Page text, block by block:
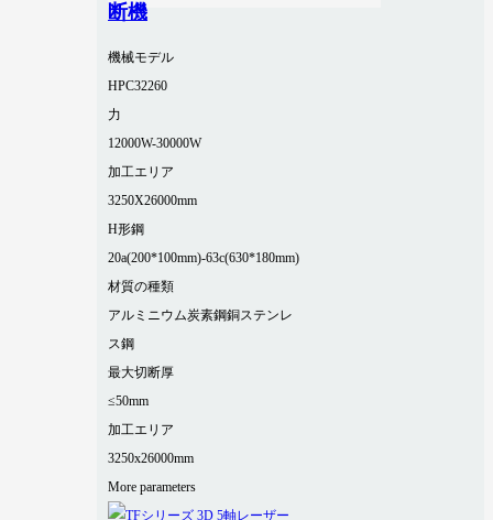
断機
機械モデル
HPC32260
力
12000W-30000W
加工エリア
3250X26000mm
H形鋼
20a(200*100mm)-63c(630*180mm)
材質の種類
アルミニウム炭素鋼銅ステンレ
ス鋼
最大切断厚
≤50mm
加工エリア
3250x26000mm
More parameters